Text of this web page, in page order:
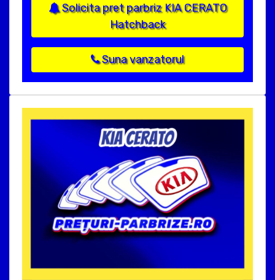
Solicita pret parbriz KIA CERATO
Hatchback
Suna vanzatorul